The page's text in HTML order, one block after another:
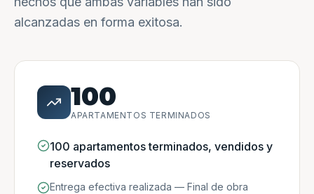
alcanzadas en forma exitosa.
100
APARTAMENTOS TERMINADOS
100 apartamentos terminados, vendidos y
reservados
Entrega efectiva realizada — Final de obra